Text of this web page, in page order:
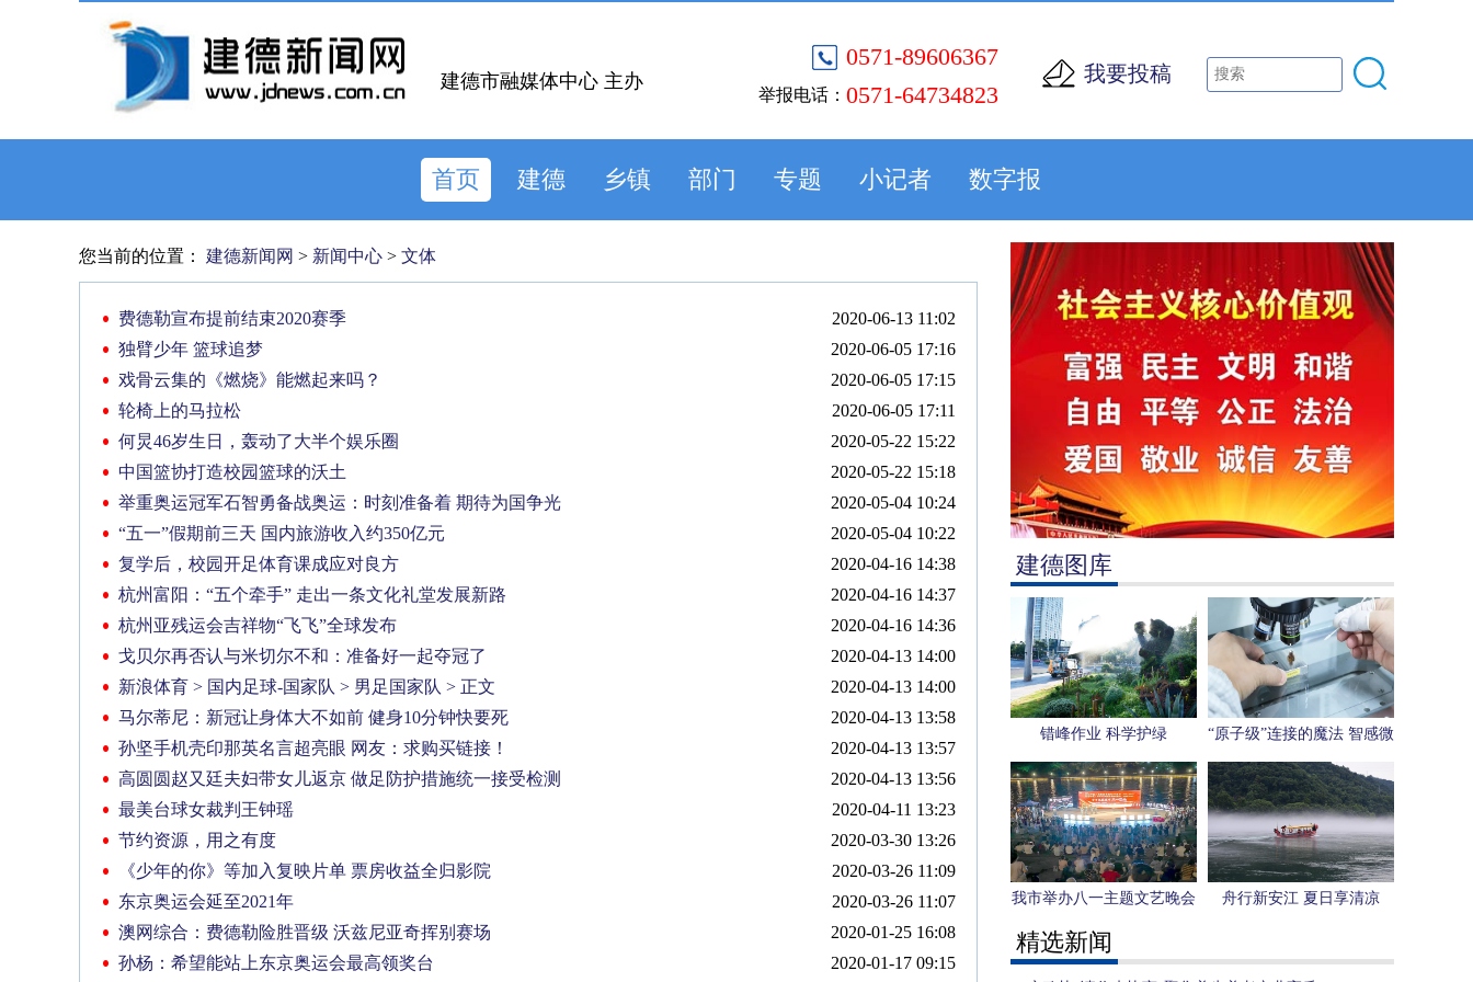
0571-89606367
举报电话： 0571-64734823
我要投稿
建德市融媒体中心 主办
首页 建德 乡镇 部门 专题 小记者 数字报
建德图库
错峰作业 科学护绿
“原子级”连接的魔法 智感微
电子用一枚芯片感知“人形
机器人”未来
我市举办八一主题文艺晚会 舟行新安江 夏日享清凉
精选新闻
您当前的位置： 建德新闻网 > 新闻中心 > 文体
2020-06-13 11:02
费德勒宣布提前结束2020赛季
2020-06-05 17:16
独臂少年 篮球追梦
2020-06-05 17:15
戏骨云集的《燃烧》能燃起来吗？
2020-06-05 17:11
轮椅上的马拉松
2020-05-22 15:22
何炅46岁生日，轰动了大半个娱乐圈
2020-05-22 15:18
中国篮协打造校园篮球的沃土
2020-05-04 10:24
举重奥运冠军石智勇备战奥运：时刻准备着 期待为国争光
2020-05-04 10:22
“五一”假期前三天 国内旅游收入约350亿元
2020-04-16 14:38
复学后，校园开足体育课成应对良方
2020-04-16 14:37
杭州富阳：“五个牵手” 走出一条文化礼堂发展新路
2020-04-16 14:36
杭州亚残运会吉祥物“飞飞”全球发布
2020-04-13 14:00
戈贝尔再否认与米切尔不和：准备好一起夺冠了
2020-04-13 14:00
新浪体育 > 国内足球-国家队 > 男足国家队 > 正文
2020-04-13 13:58
马尔蒂尼：新冠让身体大不如前 健身10分钟快要死
2020-04-13 13:57
孙坚手机壳印那英名言超亮眼 网友：求购买链接！
2020-04-13 13:56
高圆圆赵又廷夫妇带女儿返京 做足防护措施统一接受检测
2020-04-11 13:23
最美台球女裁判王钟瑶
2020-03-30 13:26
节约资源，用之有度
2020-03-26 11:09
《少年的你》等加入复映片单 票房收益全归影院
2020-03-26 11:07
东京奥运会延至2021年
2020-01-25 16:08
澳网综合：费德勒险胜晋级 沃兹尼亚奇挥别赛场
2020-01-17 09:15
孙杨：希望能站上东京奥运会最高领奖台